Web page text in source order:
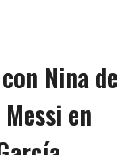
Nina de
en